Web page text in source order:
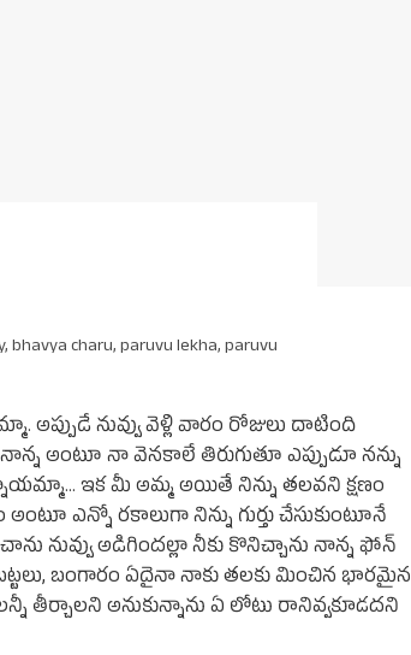
,bhavya charu,paruvu lekha,paruvu
అప్పుడే నువ్వు వెళ్లి వారం రోజులు దాటింది
నాన్న అంటూ నా వెనకాలే తిరుగుతూ ఎప్పుడూ నన్ను
ఇక మీ అమ్మ అయితే నిన్ను తలవని క్షణం
ఎన్నో రకాలుగా నిన్ను గుర్తు చేసుకుంటూనే
నువ్వు అడిగిందల్లా నీకు కొనిచ్చాను నాన్న ఫోన్
బంగారం ఏదైనా నాకు తలకు మించిన భారమైన
తీర్చాలని అనుకున్నాను ఏ లోటు రానివ్వకూడదని